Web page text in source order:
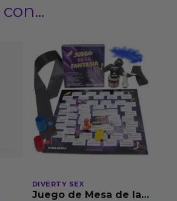
con...
DIVERTY SEX
Juego de Mesa de las